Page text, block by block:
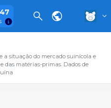
a situação do mercado suinícola e
das matérias-primas. Dados de